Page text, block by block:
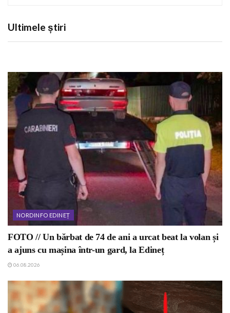
Ultimele știri
NORDINFO EDINEȚ
FOTO // Un bărbat de 74 de ani a urcat beat la volan și
a ajuns cu mașina într-un gard, la Edineț
06.08.2026